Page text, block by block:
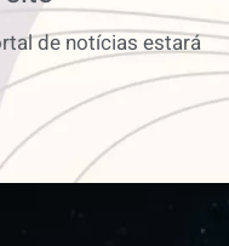
de notícias estará